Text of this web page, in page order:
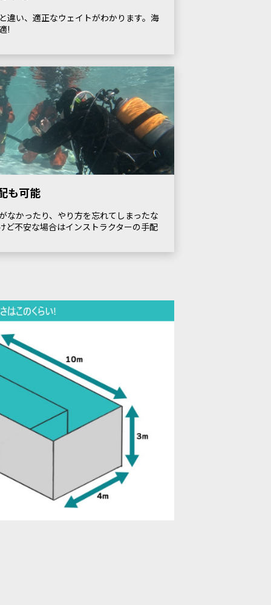
違い、適正なウェイトがわかります。海
!
も可能
なかったり、やり方を忘れてしまったな
ど不安な場合はインストラクターの手配